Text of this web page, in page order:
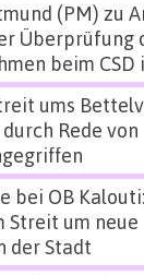
(PM) zu
Überprüfung
beim CSD
ums
Rede von
bei OB Kalouti:
Streit um neue
der Stadt